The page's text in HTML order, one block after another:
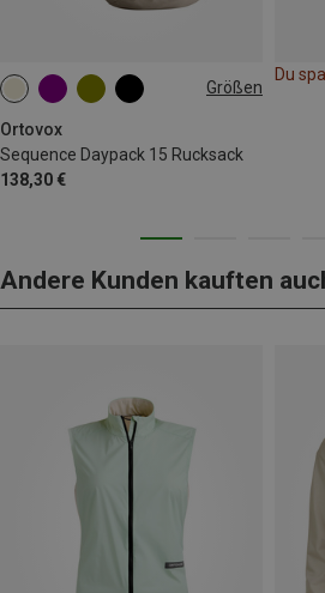
Größen
Ortovox
Sequence Daypack 15 Rucksack
138,30 €
15L
Du
Andere Kunden kauften